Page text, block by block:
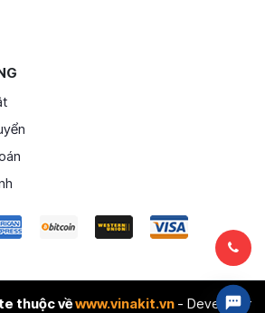
thuộc vềwww.vinakit.vn - Developer